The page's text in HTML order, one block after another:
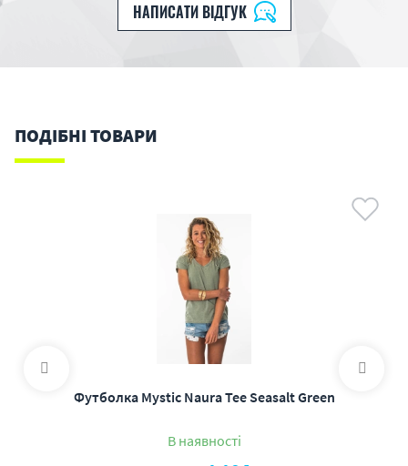
НАПИСАТИ ВІДГУК
ПОДІБНІ ТОВАРИ
Футболка Mystic Naura Tee Seasalt Green
В наявності